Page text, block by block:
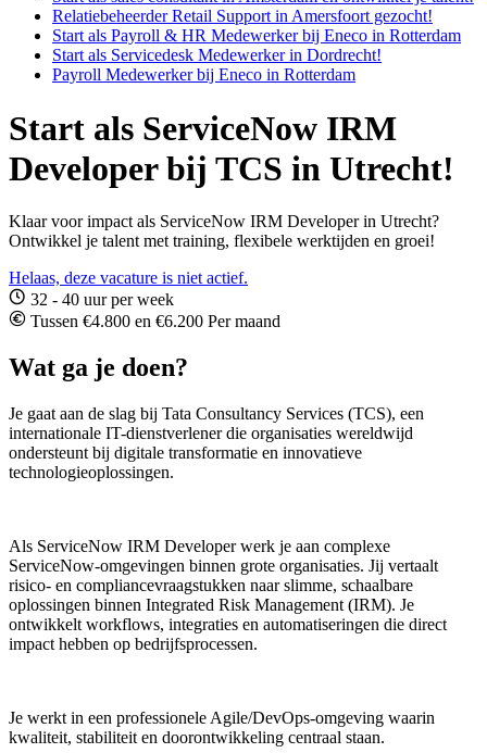
Relatiebeheerder Retail Support in Amersfoort gezocht!
Start als Payroll & HR Medewerker bij Eneco in Rotterdam
Start als Servicedesk Medewerker in Dordrecht!
Payroll Medewerker bij Eneco in Rotterdam
Start als ServiceNow IRM
Developer bij TCS in Utrecht!
Klaar voor impact als ServiceNow IRM Developer in Utrecht?
Ontwikkel je talent met training, flexibele werktijden en groei!
Helaas, deze vacature is niet actief.
32 - 40 uur per week
Tussen €4.800 en €6.200 Per maand
Wat ga je doen?
Je gaat aan de slag bij Tata Consultancy Services (TCS), een
internationale IT-dienstverlener die organisaties wereldwijd
ondersteunt bij digitale transformatie en innovatieve
technologieoplossingen.
Als ServiceNow IRM Developer werk je aan complexe
ServiceNow-omgevingen binnen grote organisaties. Jij vertaalt
risico- en compliancevraagstukken naar slimme, schaalbare
oplossingen binnen Integrated Risk Management (IRM). Je
ontwikkelt workflows, integraties en automatiseringen die direct
impact hebben op bedrijfsprocessen.
Je werkt in een professionele Agile/DevOps-omgeving waarin
kwaliteit, stabiliteit en doorontwikkeling centraal staan.